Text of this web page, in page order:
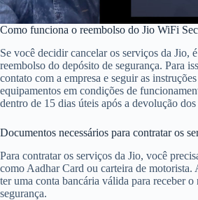
Como funciona o reembolso do Jio WiFi
Se você decidir cancelar os serviços da Jio,
reembolso do depósito de segurança. Para
contato com a empresa e seguir as
equipamentos em condições de
dentro de 15 dias úteis após a devolução
Documentos necessários para contratar os
Para contratar os serviços da Jio, você
como Aadhar Card ou carteira de motorista.
ter uma conta bancária válida para receber
segurança.